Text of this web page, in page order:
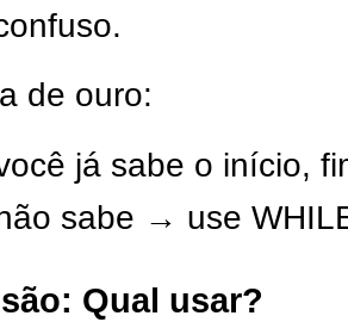
de ouro:
já sabe o início,
sabe → use
Qual usar?